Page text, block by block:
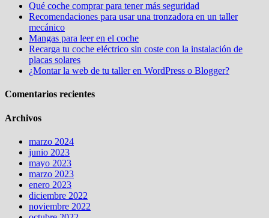
Qué coche comprar para tener más seguridad
Recomendaciones para usar una tronzadora en un taller
mecánico
Mangas para leer en el coche
Recarga tu coche eléctrico sin coste con la instalación de
placas solares
¿Montar la web de tu taller en WordPress o Blogger?
Comentarios recientes
Archivos
marzo 2024
junio 2023
mayo 2023
marzo 2023
enero 2023
diciembre 2022
noviembre 2022